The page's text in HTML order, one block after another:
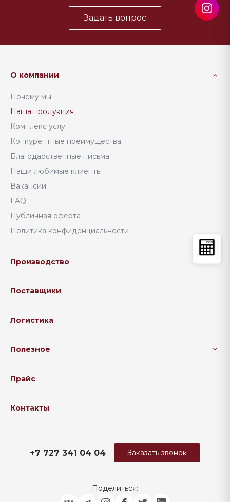
Задать вопрос
О компании
Почему мы
Наша продукция
Комплекс услуг
Конкурентные преимущества
Благодарственные письма
Наши любимые клиенты
Вакансии
FAQ
Публичная оферта
Политика конфиденциальности
Производство
Поставщики
Логистика
Полезное
Прайс
Контакты
+7 727 341 04 04 Заказать звонок
Поделиться: